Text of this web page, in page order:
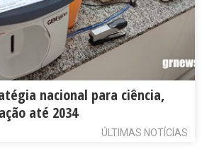
nacional para ciência,
até 2034
ÚLTIMAS NOTÍCIAS